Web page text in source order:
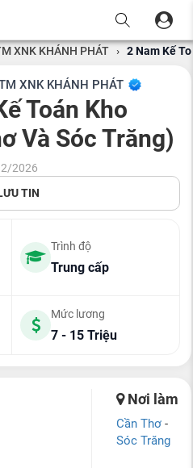
XNK KHÁNH PHÁT › 2 Nam Kế
XNK KHÁNH PHÁT
Toán Kho
Và Sóc Trăng)
2026
TIN
Trình độ
Trung cấp
Mức lương
7 - 15 Triệu
Nơi làm
Cần Thơ -
Sóc Trăng